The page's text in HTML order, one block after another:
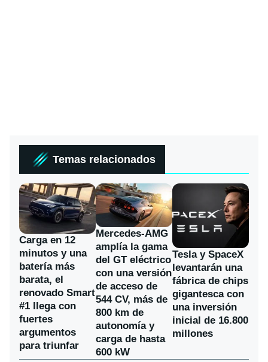
Temas relacionados
Carga en 12
minutos y una
batería más
barata, el
renovado Smart
#1 llega con
fuertes
argumentos
para triunfar
Mercedes-AMG
amplía la gama
del GT eléctrico
con una versión
de acceso de
544 CV, más de
800 km de
autonomía y
carga de hasta
600 kW
Tesla y SpaceX
levantarán una
fábrica de chips
gigantesca con
una inversión
inicial de 16.800
millones